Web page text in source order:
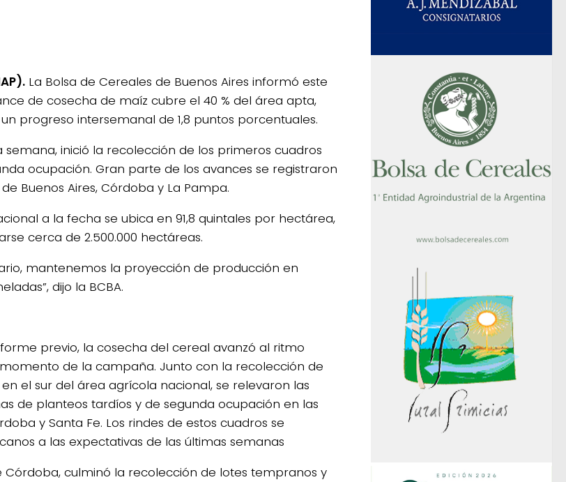
La Bolsa de Cereales de Buenos Aires informó este
de cosecha de maíz cubre el 40 % del área apta,
progreso intersemanal de 1,8 puntos porcentuales.
semana, inició la recolección de los primeros cuadros
ocupación. Gran parte de los avances se registraron
Buenos Aires, Córdoba y La Pampa.
a la fecha se ubica en 91,8 quintales por hectárea,
cerca de 2.500.000 hectáreas.
mantenemos la proyección de producción en
dijo la BCBA.
previo, la cosecha del cereal avanzó al ritmo
de la campaña. Junto con la recolección de
el sur del área agrícola nacional, se relevaron las
de planteos tardíos y de segunda ocupación en las
y Santa Fe. Los rindes de estos cuadros se
a las expectativas de las últimas semanas
Córdoba, culminó la recolección de lotes tempranos y